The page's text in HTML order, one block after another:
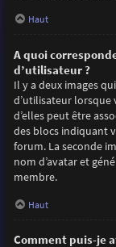
Haut
A quoi
d’utilisateur ?
Il y a deux images
d’utilisateur lorsque
d’elles peut être
des blocs indiquant
forum. La seconde
nom d’avatar et
membre.
Haut
Comment puis-je